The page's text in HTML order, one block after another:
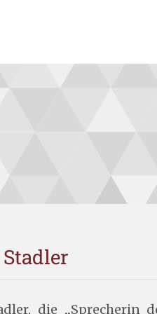
die
Robert Pluim
die „Sprecherin